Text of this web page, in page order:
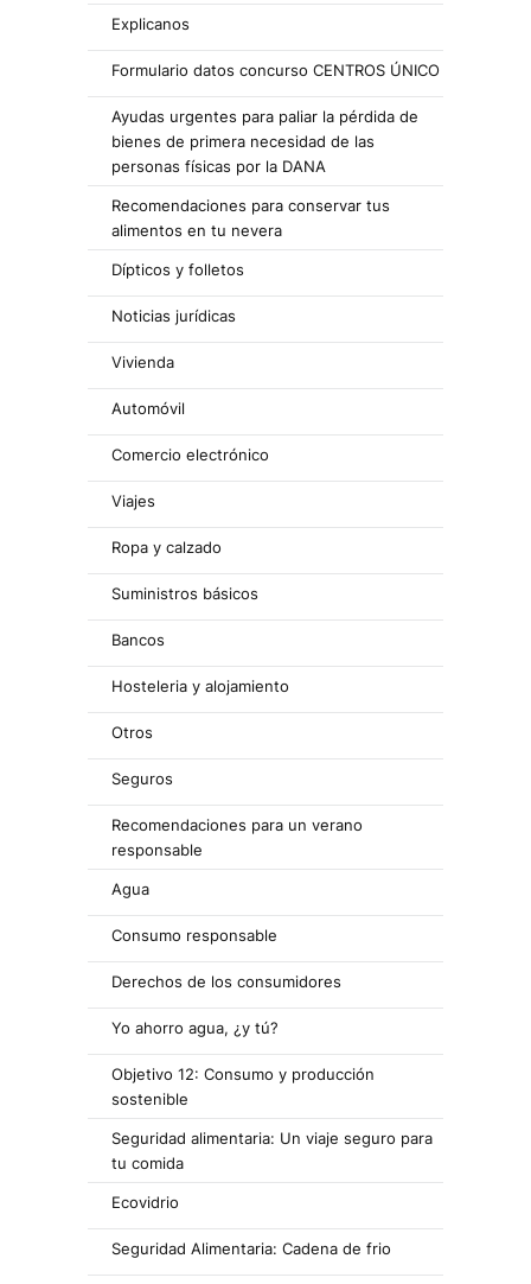
Explicanos
Formulario datos concurso CENTROS ÚNICO
Ayudas urgentes para paliar la pérdida de
bienes de primera necesidad de las
personas físicas por la DANA
Recomendaciones para conservar tus
alimentos en tu nevera
Dípticos y folletos
Noticias jurídicas
Vivienda
Automóvil
Comercio electrónico
Viajes
Ropa y calzado
Suministros básicos
Bancos
Hosteleria y alojamiento
Otros
Seguros
Recomendaciones para un verano
responsable
Agua
Consumo responsable
Derechos de los consumidores
Yo ahorro agua, ¿y tú?
Objetivo 12: Consumo y producción
sostenible
Seguridad alimentaria: Un viaje seguro para
tu comida
Ecovidrio
Seguridad Alimentaria: Cadena de frio